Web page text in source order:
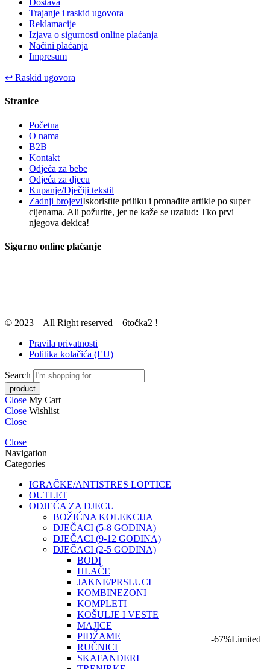
-67%Limited
Dostava
Trajanje i raskid ugovora
Reklamacije
Izjava o sigurnosti online plaćanja
Načini plaćanja
Impresum
↩ Raskid ugovora
Stranice
Početna
O nama
B2B
Kontakt
Odjeća za bebe
Odjeća za djecu
Kupanje/Dječiji tekstil
Zadnji brojeviIskoristite priliku i pronađite artikle po super
cijenama. Ali požurite, jer ne kaže se uzalud: Tko prvi
njegova dekica!
Sigurno online plaćanje
© 2023 – All Right reserved – 6točka2 !
Pravila privatnosti
Politika kolačića (EU)
Search
Close My Cart
Close Wishlist
Close
Close
Navigation
Categories
IGRAČKE/ANTISTRES LOPTICE
OUTLET
ODJEĆA ZA DJECU
BOŽIĆNA KOLEKCIJA
DJEČACI (5-8 GODINA)
DJEČACI (9-12 GODINA)
DJEČACI (2-5 GODINA)
BODI
HLAČE
JAKNE/PRSLUCI
KOMBINEZONI
KOMPLETI
KOŠULJE I VESTE
MAJICE
PIDŽAME
RUČNICI
SKAFANDERI